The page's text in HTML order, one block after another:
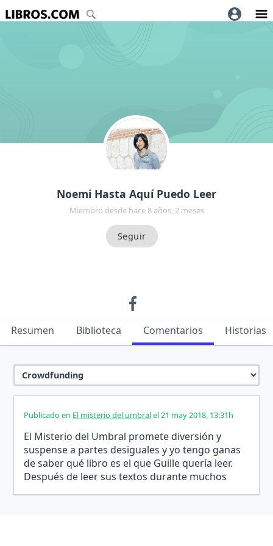
Noemi Hasta Aquí Puedo Leer
Miembro desde hace 8 años, 2 meses
Resumen Biblioteca Comentarios Historias
Publicado en El misterio del umbralel 21 may 2018, 13:31h
El Misterio del Umbral promete diversión y
suspense a partes desiguales y yo tengo ganas
de saber qué libro es el que Guille quería leer.
Después de leer sus textos durante muchos